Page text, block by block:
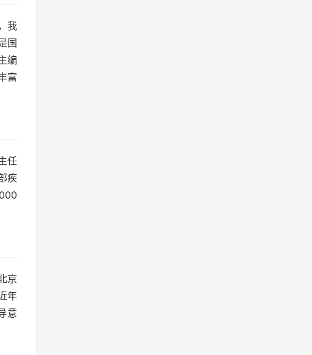
我
国
编
富
任
疾
京
年
意